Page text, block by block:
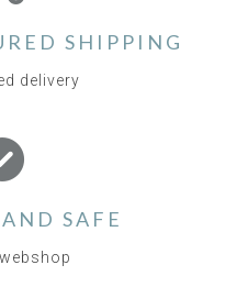
SHIPPING
delivery
SAFE